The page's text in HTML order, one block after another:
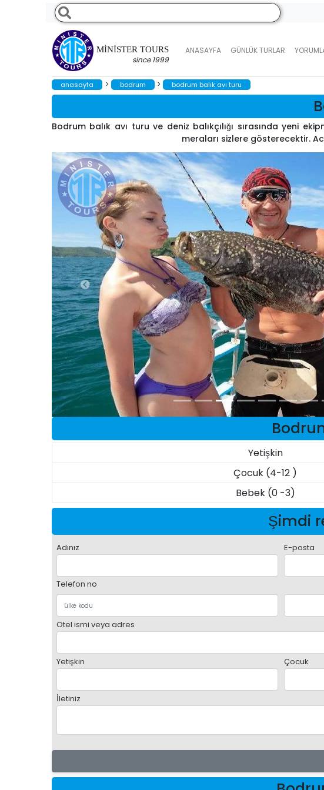
MINISTER TOURS
since 1999
ANASAYFA GÜNLÜK TURLAR
anasayfa > bodrum > bodrum balık avı turu
Bodrum balık avı turu ve deniz balıkçılığı sırasında yeni
meraları sizlere gösterecektir.
Yetişkin
Çocuk (4-12 )
Bebek (0 -3)
Şimdi
Adınız E-posta
Telefon no
Otel ismi veya adres
Yetişkin Çocuk
İletiniz